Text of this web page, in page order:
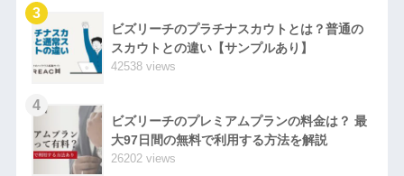
3
ビズリーチのプラチナスカウトとは？普通の
スカウトとの違い【サンプルあり】
42538 views
4
ビズリーチのプレミアムプランの料金は？ 最
大97日間の無料で利用する方法を解説
26202 views